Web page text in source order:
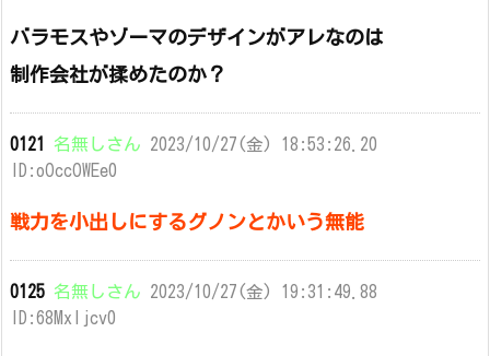
バラモスやゾーマのデザインがアレなのは
制作会社が揉めたのか？
0121 名無しさん 2023/10/27(金) 18:53:26.20
ID:oOccOWEe0
戦力を小出しにするグノンとかいう無能
0125 名無しさん 2023/10/27(金) 19:31:49.88
ID:68Mxljcv0